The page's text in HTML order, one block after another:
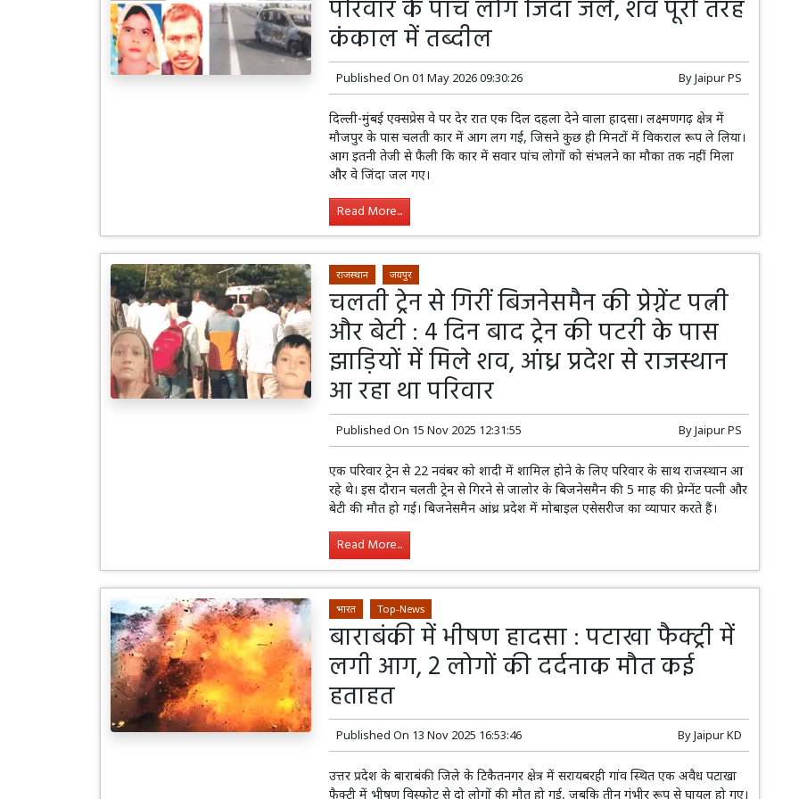
परिवार के पांच लोग जिंदा जले, शव पूरी तरह
कंकाल में तब्दील
Published On 01 May 2026 09:30:26 ByJaipur PS
दिल्ली-मुंबई एक्सप्रेस वे पर देर रात एक दिल दहला देने वाला हादसा। लक्ष्मणगढ़ क्षेत्र में
मौजपुर के पास चलती कार में आग लग गई, जिसने कुछ ही मिनटों में विकराल रूप ले लिया।
आग इतनी तेजी से फैली कि कार में सवार पांच लोगों को संभलने का मौका तक नहीं मिला
और वे जिंदा जल गए।
Read More...
राजस्थान जयपुर
चलती ट्रेन से गिरीं बिजनेसमैन की प्रेग्नेंट पत्नी
और बेटी : 4 दिन बाद ट्रेन की पटरी के पास
झाड़ियों में मिले शव, आंध्र प्रदेश से राजस्थान
आ रहा था परिवार
Published On 15 Nov 2025 12:31:55 ByJaipur PS
एक परिवार ट्रेन से 22 नवंबर को शादी में शामिल होने के लिए परिवार के साथ राजस्थान आ
रहे थे। इस दौरान चलती ट्रेन से गिरने से जालोर के बिजनेसमैन की 5 माह की प्रेग्नेंट पत्नी और
बेटी की मौत हो गई। बिजनेसमैन आंध्र प्रदेश में मोबाइल एसेसरीज का व्यापार करते हैं।
Read More...
भारत Top-News
बाराबंकी में भीषण हादसा : पटाखा फैक्ट्री में
लगी आग, 2 लोगों की दर्दनाक मौत कई
हताहत
Published On 13 Nov 2025 16:53:46 ByJaipur KD
उत्तर प्रदेश के बाराबंकी जिले के टिकैतनगर क्षेत्र में सरायबरही गांव स्थित एक अवैध पटाखा
फैक्ट्री में भीषण विस्फोट से दो लोगों की मौत हो गई, जबकि तीन गंभीर रूप से घायल हो गए।